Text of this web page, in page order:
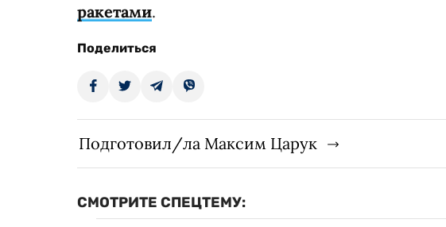
ракетами.
Поделиться
Подготовил/ла Максим Царук
СМОТРИТЕ СПЕЦТЕМУ: